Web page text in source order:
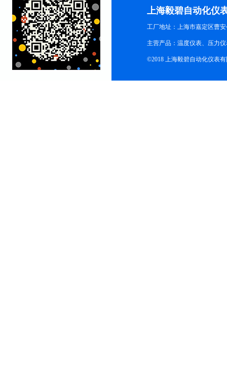
上海毅碧自动化仪
工厂地址：上海市嘉定区曹安
主营产品：温度仪表、压力
©2018 上海毅碧自动化仪表